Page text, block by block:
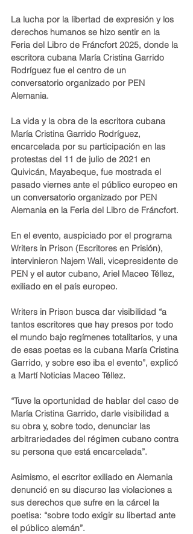
La lucha por la libertad de expresión y los
derechos humanos se hizo sentir en la
Feria del Libro de Fráncfort 2025, donde la
escritora cubana María Cristina Garrido
Rodríguez fue el centro de un
conversatorio organizado por PEN
Alemania.
La vida y la obra de la escritora cubana
María Cristina Garrido Rodríguez,
encarcelada por su participación en las
protestas del 11 de julio de 2021 en
Quivicán, Mayabeque, fue mostrada el
pasado viernes ante el público europeo en
un conversatorio organizado por PEN
Alemania en la Feria del Libro de Fráncfort.
En el evento, auspiciado por el programa
Writers in Prison (Escritores en Prisión),
intervinieron Najem Wali, vicepresidente de
PEN y el autor cubano, Ariel Maceo Téllez,
exiliado en el país europeo.
Writers in Prison busca dar visibilidad “a
tantos escritores que hay presos por todo
el mundo bajo regímenes totalitarios, y una
de esas poetas es la cubana María Cristina
Garrido, y sobre eso iba el evento”, explicó
a Martí Noticias Maceo Téllez.
“Tuve la oportunidad de hablar del caso de
María Cristina Garrido, darle visibilidad a
su obra y, sobre todo, denunciar las
arbitrariedades del régimen cubano contra
su persona que está encarcelada”.
Asimismo, el escritor exiliado en Alemania
denunció en su discurso las violaciones a
sus derechos que sufre en la cárcel la
poetisa: “sobre todo exigir su libertad ante
el público alemán”.